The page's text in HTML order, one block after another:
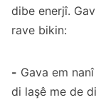
dibe enerjî.
rave bikin:
- Gava em
di laşê me de